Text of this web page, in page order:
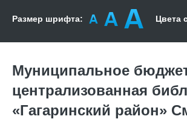
Размер шрифта: Цвета
Муниципальное
централизованная
«Гагаринский район»